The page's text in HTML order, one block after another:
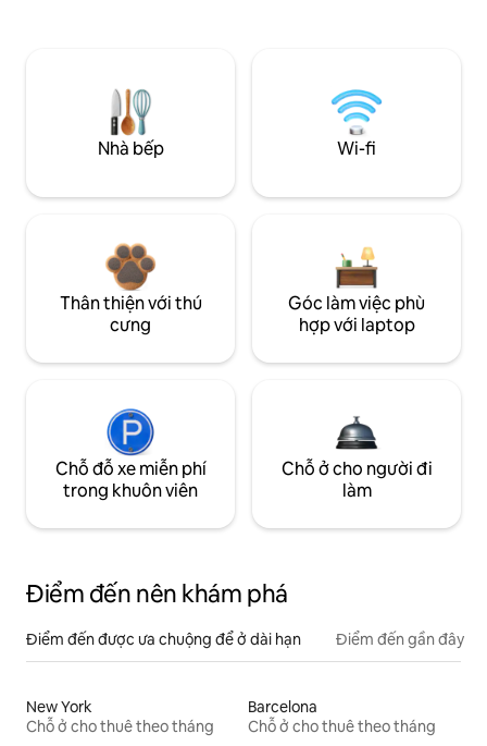
Nhà bếp Wi-fi
Thân thiện với thú
cưng
Góc làm việc phù
hợp với laptop
Chỗ đỗ xe miễn phí
trong khuôn viên
Chỗ ở cho người đi
làm
Điểm đến nên khám phá
Điểm đến được ưa chuộng để ở dài hạn Điểm đến gần đây
New York
Chỗ ở cho thuê theo tháng
Barcelona
Chỗ ở cho thuê theo tháng